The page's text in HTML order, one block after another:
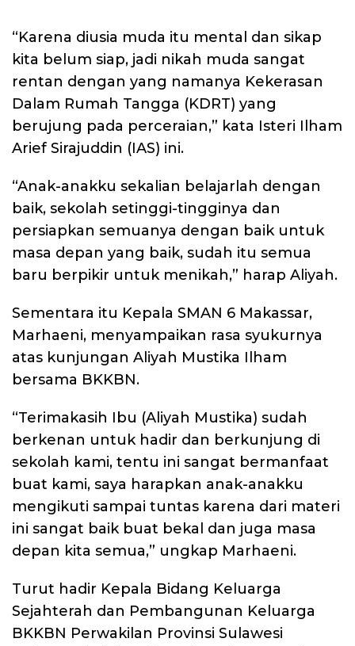
“Karena diusia muda itu mental dan sikap
kita belum siap, jadi nikah muda sangat
rentan dengan yang namanya Kekerasan
Dalam Rumah Tangga (KDRT) yang
berujung pada perceraian,” kata Isteri Ilham
Arief Sirajuddin (IAS) ini.
“Anak-anakku sekalian belajarlah dengan
baik, sekolah setinggi-tingginya dan
persiapkan semuanya dengan baik untuk
masa depan yang baik, sudah itu semua
baru berpikir untuk menikah,” harap Aliyah.
Sementara itu Kepala SMAN 6 Makassar,
Marhaeni, menyampaikan rasa syukurnya
atas kunjungan Aliyah Mustika Ilham
bersama BKKBN.
“Terimakasih Ibu (Aliyah Mustika) sudah
berkenan untuk hadir dan berkunjung di
sekolah kami, tentu ini sangat bermanfaat
buat kami, saya harapkan anak-anakku
mengikuti sampai tuntas karena dari materi
ini sangat baik buat bekal dan juga masa
depan kita semua,” ungkap Marhaeni.
Turut hadir Kepala Bidang Keluarga
Sejahterah dan Pembangunan Keluarga
BKKBN Perwakilan Provinsi Sulawesi